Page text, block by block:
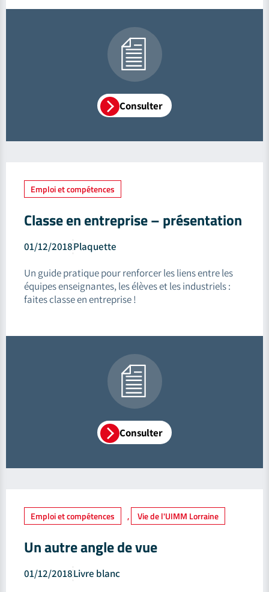
Consulter
Emploi et compétences
Classe en entreprise – présentation
01/12/2018Plaquette
Un guide pratique pour renforcer les liens entre les
équipes enseignantes, les élèves et les industriels :
faites classe en entreprise !
Consulter
Emploi et compétences , Vie de l'UIMM Lorraine
Un autre angle de vue
01/12/2018Livre blanc